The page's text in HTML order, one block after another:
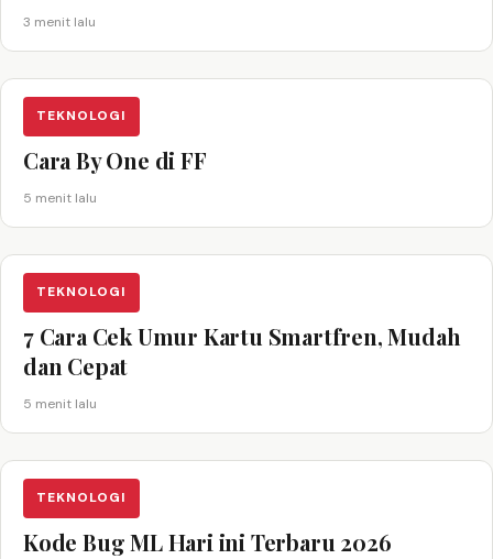
3 menit lalu
TEKNOLOGI
Cara By One di FF
5 menit lalu
TEKNOLOGI
7 Cara Cek Umur Kartu Smartfren, Mudah
dan Cepat
5 menit lalu
TEKNOLOGI
Kode Bug ML Hari ini Terbaru 2026